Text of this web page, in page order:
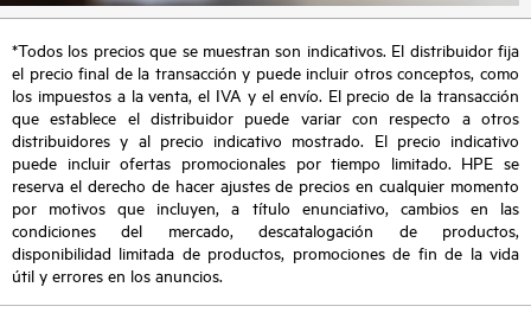
*Todos los precios que se muestran son indicativos. El distribuidor fija
el precio final de la transacción y puede incluir otros conceptos, como
los impuestos a la venta, el IVA y el envío. El precio de la transacción
que establece el distribuidor puede variar con respecto a otros
distribuidores y al precio indicativo mostrado. El precio indicativo
puede incluir ofertas promocionales por tiempo limitado. HPE se
reserva el derecho de hacer ajustes de precios en cualquier momento
por motivos que incluyen, a título enunciativo, cambios en las
condiciones del mercado, descatalogación de productos,
disponibilidad limitada de productos, promociones de fin de la vida
útil y errores en los anuncios.